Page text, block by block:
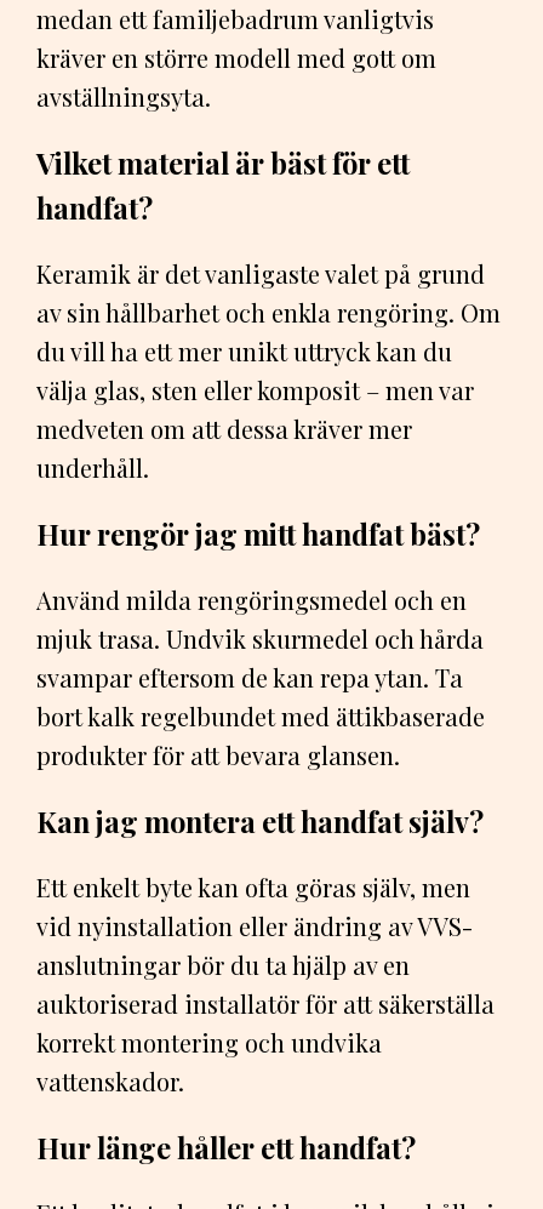
medan ett familjebadrum vanligtvis
kräver en större modell med gott om
avställningsyta.
Vilket material är bäst för ett
handfat?
Keramik är det vanligaste valet på grund
av sin hållbarhet och enkla rengöring. Om
du vill ha ett mer unikt uttryck kan du
välja glas, sten eller komposit – men var
medveten om att dessa kräver mer
underhåll.
Hur rengör jag mitt handfat bäst?
Använd milda rengöringsmedel och en
mjuk trasa. Undvik skurmedel och hårda
svampar eftersom de kan repa ytan. Ta
bort kalk regelbundet med ättikbaserade
produkter för att bevara glansen.
Kan jag montera ett handfat själv?
Ett enkelt byte kan ofta göras själv, men
vid nyinstallation eller ändring av VVS-
anslutningar bör du ta hjälp av en
auktoriserad installatör för att säkerställa
korrekt montering och undvika
vattenskador.
Hur länge håller ett handfat?